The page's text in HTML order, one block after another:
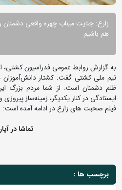
زارع: جنایت میناب چهره واقعی دشمنان
هم باشیم
به گزارش روابط عمومی فدراسیون کشتی،
تیم ملی کشتی گفت: کشتار دانش‌آموزان
ظلم دشمنان است. از شما مردم بزرگ
ایستادگی در کنار یکدیگر، زمینه‌ساز
فیلم صحبت های زارع در ادامه آمده است:
تماشا در
برچسب ها :